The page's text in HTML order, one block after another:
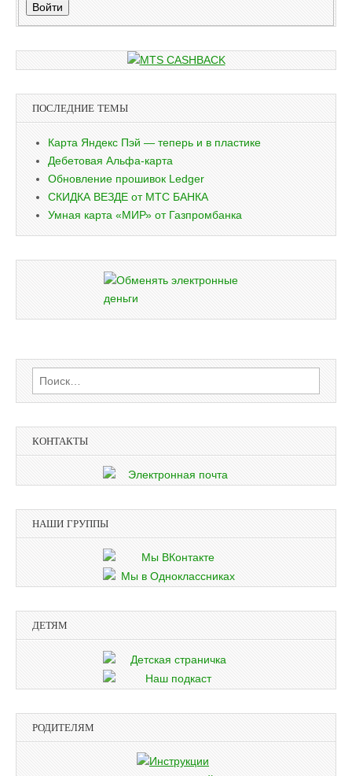
Войти
ПОСЛЕДНИЕ ТЕМЫ
Карта Яндекс Пэй — теперь и в пластике
Дебетовая Альфа-карта
Обновление прошивок Ledger
СКИДКА ВЕЗДЕ от МТС БАНКА
Умная карта «МИР» от Газпромбанка
Найти:
КОНТАКТЫ
НАШИ ГРУППЫ
ДЕТЯМ
РОДИТЕЛЯМ